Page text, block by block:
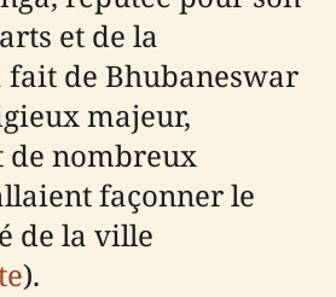
et de la
de Bhubaneswar
majeur,
de nombreux
façonner le
de la ville
).